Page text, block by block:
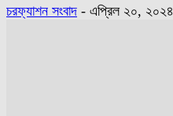
চরফ্যাশন সংবাদ - এপ্রিল ২০, ২০২৪